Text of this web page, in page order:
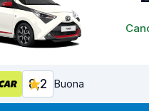
8,2 Buona